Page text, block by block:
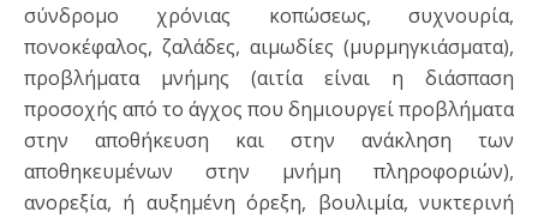
σύνδρομο χρόνιας κοπώσεως, συχνουρία,
πονοκέφαλος, ζαλάδες, αιμωδίες (μυρμηγκιάσματα),
προβλήματα μνήμης (αιτία είναι η διάσπαση
προσοχής από το άγχος που δημιουργεί προβλήματα
στην αποθήκευση και στην ανάκληση των
αποθηκευμένων στην μνήμη πληροφοριών),
ανορεξία, ή αυξημένη όρεξη, βουλιμία, νυκτερινή